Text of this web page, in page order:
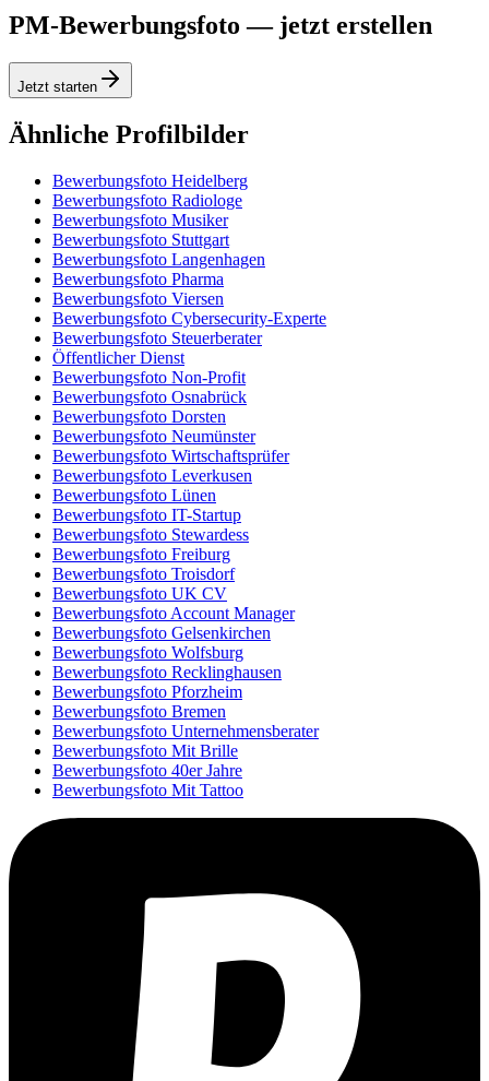
PM-Bewerbungsfoto — jetzt erstellen
Jetzt starten
Ähnliche Profilbilder
Bewerbungsfoto Heidelberg
Bewerbungsfoto Radiologe
Bewerbungsfoto Musiker
Bewerbungsfoto Stuttgart
Bewerbungsfoto Langenhagen
Bewerbungsfoto Pharma
Bewerbungsfoto Viersen
Bewerbungsfoto Cybersecurity-Experte
Bewerbungsfoto Steuerberater
Öffentlicher Dienst
Bewerbungsfoto Non-Profit
Bewerbungsfoto Osnabrück
Bewerbungsfoto Dorsten
Bewerbungsfoto Neumünster
Bewerbungsfoto Wirtschaftsprüfer
Bewerbungsfoto Leverkusen
Bewerbungsfoto Lünen
Bewerbungsfoto IT-Startup
Bewerbungsfoto Stewardess
Bewerbungsfoto Freiburg
Bewerbungsfoto Troisdorf
Bewerbungsfoto UK CV
Bewerbungsfoto Account Manager
Bewerbungsfoto Gelsenkirchen
Bewerbungsfoto Wolfsburg
Bewerbungsfoto Recklinghausen
Bewerbungsfoto Pforzheim
Bewerbungsfoto Bremen
Bewerbungsfoto Unternehmensberater
Bewerbungsfoto Mit Brille
Bewerbungsfoto 40er Jahre
Bewerbungsfoto Mit Tattoo